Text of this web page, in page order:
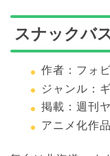
スナックバ
作者：フォ
ジャンル：
掲載：週刊
アニメ化作品